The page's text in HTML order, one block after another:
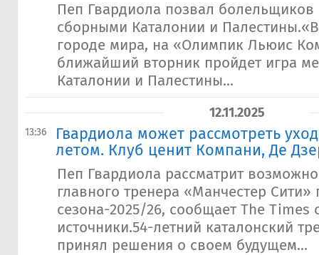
Пеп Гвардиола позвал
сборными Каталонии и
городе мира, на «Олимпик Льюис
ближайший вторник пройдет игра
Каталонии и Палестины...
12.11.2025
13:36
​Гвардиола может рассмотреть
летом. Клуб ценит Компани, Де
Пеп Гвардиола рассматрит
главного тренера «Манчестер Сити»
сезона-2025/26, сообщает The Times
источники.54-летний каталонский
принял решения о своем будущем...